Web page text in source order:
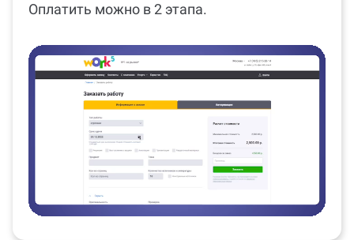
Оплатить можно в 2 этапа.